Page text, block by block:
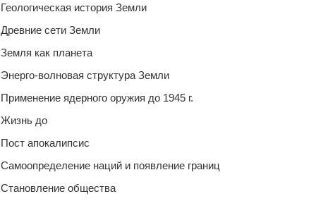
Геологическая история Земли
Древние сети Земли
Земля как планета
Энерго-волновая структура Земли
Применение ядерного оружия до 1945 г.
Жизнь до
Пост апокалипсис
Самоопределение наций и появление границ
Становление общества